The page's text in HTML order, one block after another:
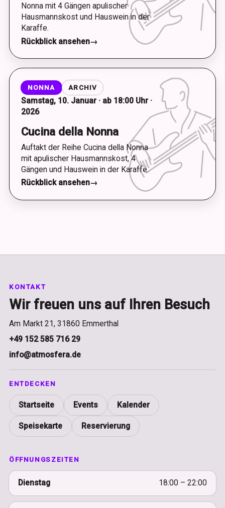
Nonna mit 4 Gängen apulischer
Hausmannskost und Hauswein in der
Karaffe.
Rückblick ansehen→
NONNA ARCHIV
Samstag, 10. Januar · ab 18:00 Uhr ·
2026
Cucina della Nonna
Auftakt der Reihe Cucina della Nonna
mit apulischer Hausmannskost, 4
Gängen und Hauswein in der Karaffe.
Rückblick ansehen→
KONTAKT
Wir freuen uns auf Ihren Besuch
Am Markt 21, 31860 Emmerthal
+49 152 585 716 29
info@atmosfera.de
ENTDECKEN
Startseite Events Kalender
Speisekarte Reservierung
ÖFFNUNGSZEITEN
Dienstag 18:00 – 22:00